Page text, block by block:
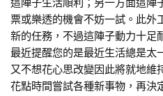
票或樂透的機會不妨一試。此外
新的任務，不過這陣子動力十足
最近提醒您的是最近生活總是太
又不想花心思改變因此將就地維
花點時間嘗試各種新事物，再決